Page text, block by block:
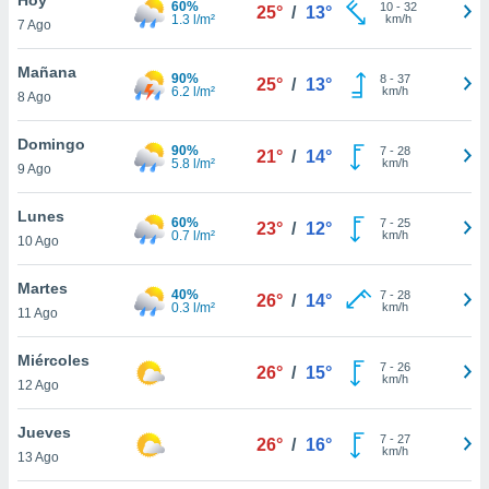
en
más
nuestra
de
cookies
aceptar
7 Ago
60%
1.3 l/m²
25° / 13° 10- 32
km/h
Mañana
8 Ago
90%
6.2 l/m²
25° / 13° 8- 37
km/h
Domingo
9 Ago
90%
5.8 l/m²
21° / 14° 7- 28
km/h
Lunes
10 Ago
60%
0.7 l/m²
23° / 12° 7- 25
km/h
Martes
11 Ago
40%
0.3 l/m²
26° / 14° 7- 28
km/h
Miércoles
12 Ago
26° / 15° 7- 26
km/h
Jueves
13 Ago
26° / 16° 7- 27
km/h